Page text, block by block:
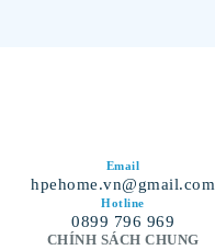
Email
hpehome.vn@gmail.com
Hotline
0899 796 969
CHÍNH SÁCH CHUNG